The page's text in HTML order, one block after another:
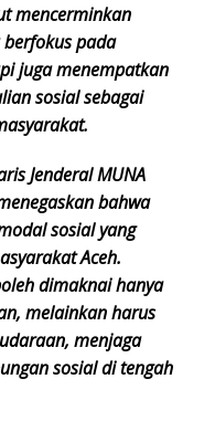
mencerminkan
pada
juga menempatkan
sosial sebagai
Jenderal MUNA
bahwa
sosial yang
Aceh.
dimaknai hanya
melainkan harus
menjaga
sosial di tengah